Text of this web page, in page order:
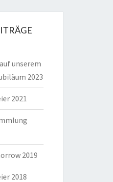
unserem
2023
2021
2019
2018